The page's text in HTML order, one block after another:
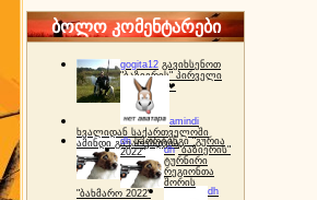
ბოლო კომენტარები
gogita12 გავიხსენოთ
"ბაზიერის" პირველი
ტურნირი ❤
amindi
ხვალიდან საქართველოში
ამინდი გაუარესდება
dh სპორტინგი "გურია
2022"
dh "ბაზიერის"
ტურნირი
რეგიონთა
შორის
"ბახმარო 2022"
dh